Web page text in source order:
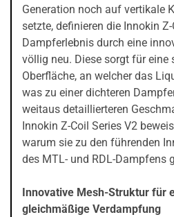
Generation noch auf vertikale
setzte, definieren die Innokin
Dampferlebnis durch eine
völlig neu. Diese sorgt für eine
Oberfläche, an welcher das
was zu einer dichteren
weitaus detaillierteren
Innokin Z-Coil Series V2
warum sie zu den führenden
des MTL- und RDL-Dampfens
Innovative Mesh-Struktur für
gleichmäßige Verdampfung